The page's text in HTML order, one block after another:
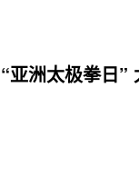
亚洲太极拳日